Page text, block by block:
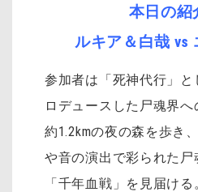
本日の紹
ルキア＆白哉 vs
参加者は「死神代行」
ロデュースした尸魂界へ
約1.2kmの夜の森を歩き
や音の演出で彩られた尸
「千年血戦」を見届け